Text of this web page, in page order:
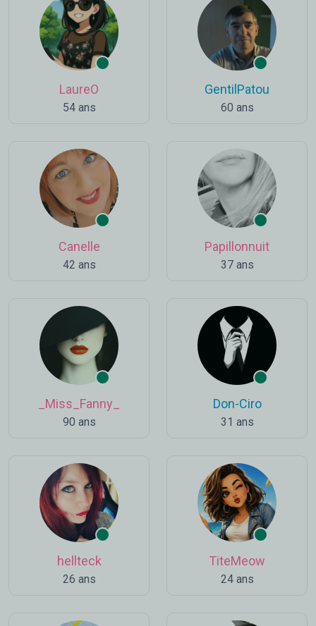
LaureO
54 ans
GentilPatou
60 ans
Canelle
42 ans
Papillonnuit
37 ans
_Miss_Fanny_
90 ans
Don-Ciro
31 ans
hellteck
26 ans
TiteMeow
24 ans